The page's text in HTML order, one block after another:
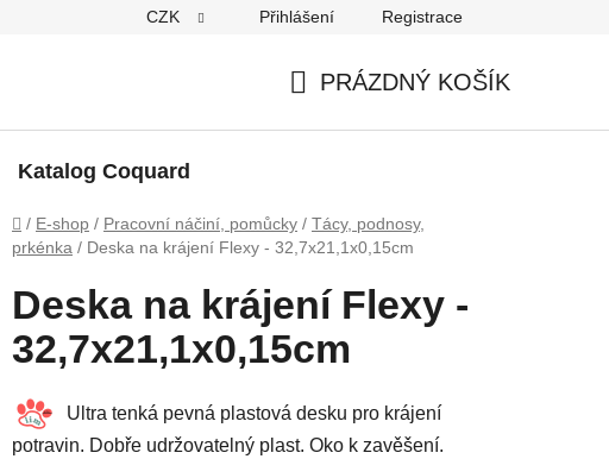
CZK Přihlášení Registrace
PRÁZDNÝ KOŠÍK
Katalog Coquard
Domů
/ E-shop / Pracovní náčiní, pomůcky / Tácy, podnosy,
prkénka / Deska na krájení Flexy - 32,7x21,1x0,15cm
Deska na krájení Flexy -
32,7x21,1x0,15cm
Ultra tenká pevná plastová desku pro krájení
potravin. Dobře udržovatelný plast. Oko k zavěšení.